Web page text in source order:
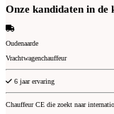
Onze kandidaten in de
Oudenaarde
Vrachtwagenchauffeur
Experience
6 jaar ervaring
Chauffeur CE die zoekt naar